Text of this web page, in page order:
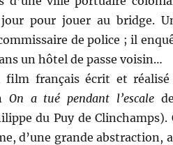
pour jouer au bridge.
de police ; il
un hôtel de passe voisin…
français écrit et réalisé
On a tué pendant l’escale
du Puy de
d’une grande abstraction,